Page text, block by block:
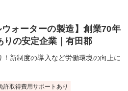
ォーターの製造】創業70年
りの安定企業｜有田郡
新制度の導入など労働環境の向上に
許取得費用サポートあり